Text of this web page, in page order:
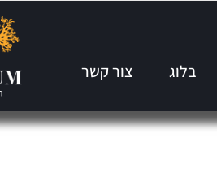
בלוג צור קשר